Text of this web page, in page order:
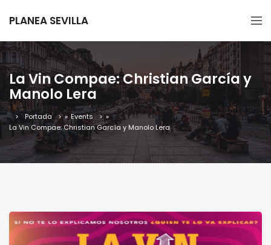
PLANEA SEVILLA
La Vin Compae: Christian García y
Manolo Lera
Portada » Events
»
La Vin Compae: Christian García y Manolo Lera